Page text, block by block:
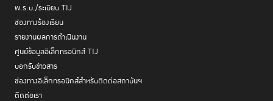
พ.ร.บ./ระเบียบ TIJ
ช่องทางร้องเรียน
รายงานผลการดำเนินงาน
ศูนย์ข้อมูลอิเล็กทรอนิกส์ TIJ
บอกรับข่าวสาร
ช่องทางอิเล็กทรอนิกส์สำหรับติดต่อสถาบันฯ
ติดต่อเรา